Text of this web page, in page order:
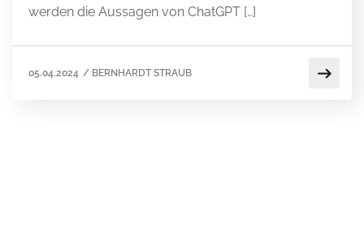
werden die Aussagen von ChatGPT […]
05.04.2024 / BERNHARDT STRAUB